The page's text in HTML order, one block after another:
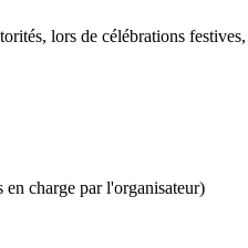
lors de célébrations festives,
charge par l'organisateur)